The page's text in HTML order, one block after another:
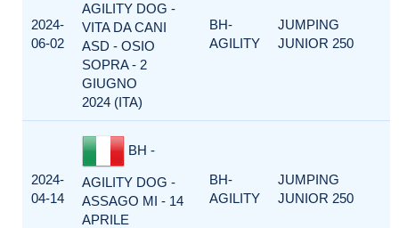
2024-
06-02
AGILITY DOG -
VITA DA CANI
ASD - OSIO
SOPRA - 2
GIUGNO
2024 (ITA)
BH-
AGILITY
JUMPING
JUNIOR 250
2024-
04-14
BH -
AGILITY DOG -
ASSAGO MI - 14
APRILE
BH-
AGILITY
JUMPING
JUNIOR 250